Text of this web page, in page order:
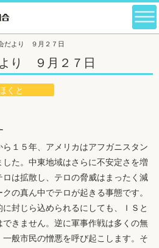
だより ９月２７日
り ９月２７日
くと
１５年、アメリカはアフガニスタン
た。中東地域はさらに不安定さを増
は拡散し、テロの脅威はまったく減
の真ん中でテロが起きる事態です。
封じら込められるにしても、ＩＳと
きません。逆に軍事作戦は多くの無
一般市民の憎悪を呼び起こします。そ